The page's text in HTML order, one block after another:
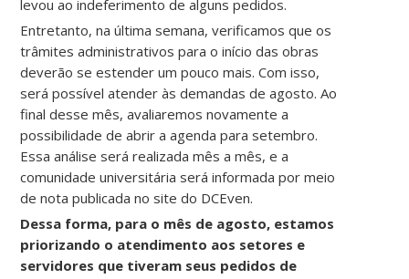
levou ao indeferimento de alguns pedidos.
Entretanto, na última semana, verificamos que os
trâmites administrativos para o início das obras
deverão se estender um pouco mais. Com isso,
será possível atender às demandas de agosto. Ao
final desse mês, avaliaremos novamente a
possibilidade de abrir a agenda para setembro.
Essa análise será realizada mês a mês, e a
comunidade universitária será informada por meio
de nota publicada no site do DCEven.
Dessa forma, para o mês de agosto, estamos
priorizando o atendimento aos setores e
servidores que tiveram seus pedidos de